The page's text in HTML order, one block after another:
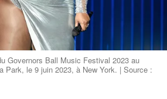
Governors Ball Music Festival 2023 au
Park, le 9 juin 2023, à New York. | Source :